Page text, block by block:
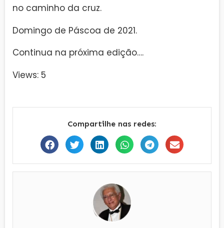
no caminho da cruz.
Domingo de Páscoa de 2021.
Continua na próxima edição….
Views: 5
Compartilhe nas redes: